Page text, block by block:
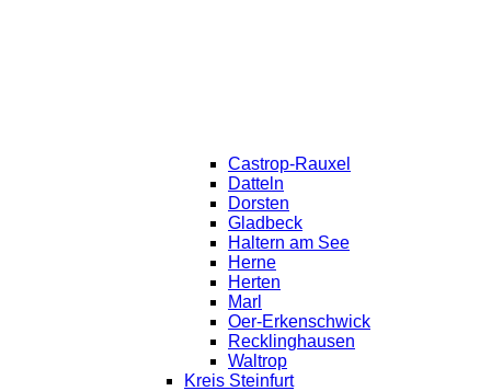
Castrop-Rauxel
Datteln
Dorsten
Gladbeck
Haltern am See
Herne
Herten
Marl
Oer-Erkenschwick
Recklinghausen
Waltrop
Kreis Steinfurt